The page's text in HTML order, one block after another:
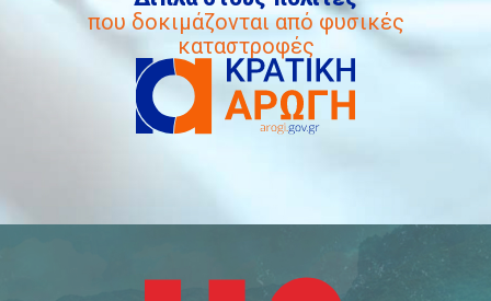
που δοκιμάζονται από φυσικές
καταστροφές